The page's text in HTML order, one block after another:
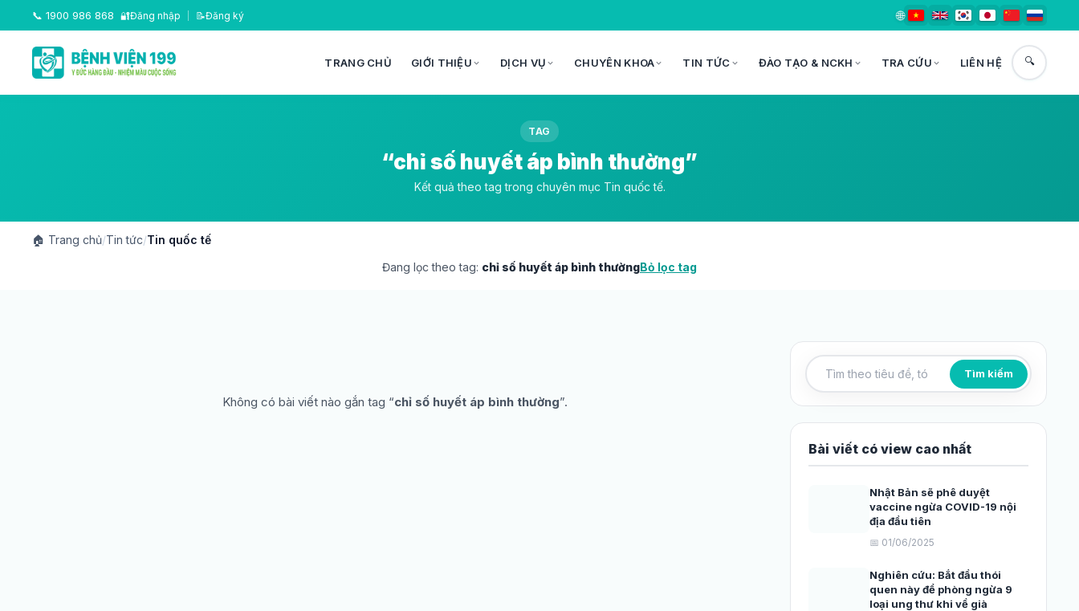
📞 1900 986 868 🔐Đăng nhập 📝Đăng ký 🌐
TRANG CHỦ GIỚI THIỆU DỊCH VỤ CHUYÊN KHOA TIN TỨC ĐÀO TẠO & NCKH TRA CỨU LIÊN HỆ 🔍
TAG
“chỉ số huyết áp bình thường”
Kết quả theo tag trong chuyên mục Tin quốc tế.
🏠 Trang chủ/Tin tức/Tin quốc tế
Đang lọc theo tag: chỉ số huyết áp bình thườngBỏ lọc tag
Không có bài viết nào gắn tag “chỉ số huyết áp bình thường”.
Tìm kiếm bài viết
Tìm kiếm
Bài viết có view cao nhất
Nhật Bản sẽ phê duyệt
vaccine ngừa COVID-19 nội
địa đầu tiên
📅 01/06/2025
Nghiên cứu: Bắt đầu thói
quen này để phòng ngừa 9
loại ung thư khi về già